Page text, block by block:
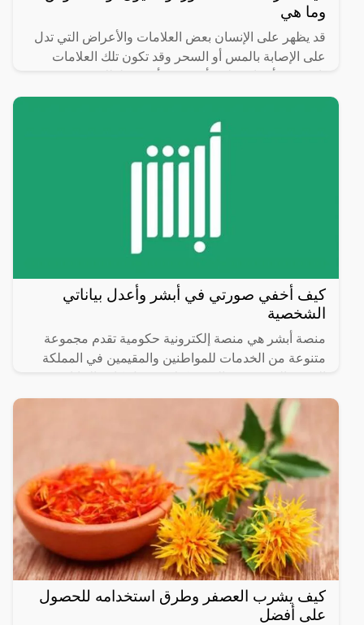
وما هي
قد يظهر على الإنسان بعض العلامات والأعراض التي تدل
على الإصابة بالمس أو السحر وقد تكون تلك العلامات
الضروري استشارة
كيف أخفي صورتي في أبشر وأعدل بياناتي
الشخصية
منصة أبشر هي منصة إلكترونية حكومية تقدم مجموعة
متنوعة من الخدمات للمواطنين والمقيمين في المملكة
الشخصية
كيف يشرب العصفر وطرق استخدامه للحصول
على أفضل